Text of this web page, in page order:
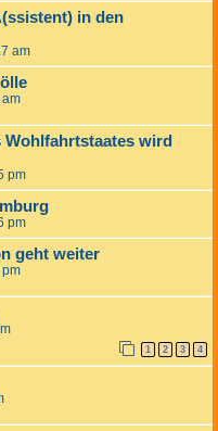
in den
am
am
Wohlfahrtstaates wird
pm
pm
geht weiter
pm
1 2 3 4